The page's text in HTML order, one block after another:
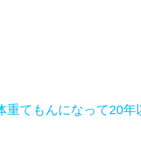
重てもんになって20年